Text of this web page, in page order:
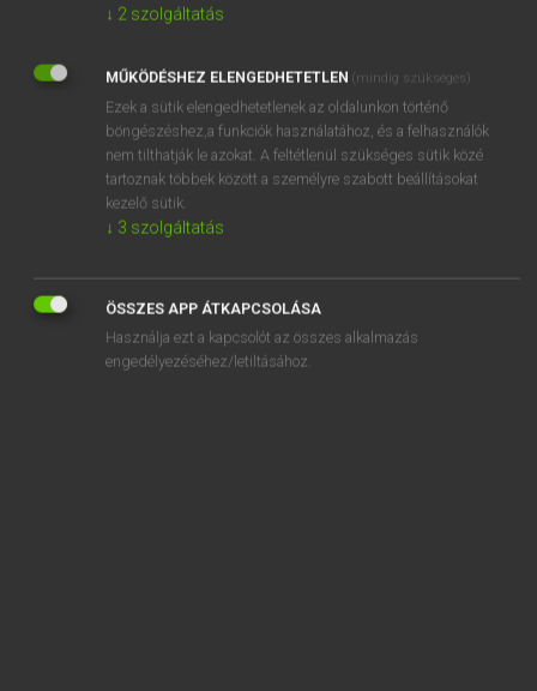
SZOTAR.NET APPLIKÁCIÓ
ONLINE NYELVVIZSGA
↓ 2 szolgáltatás
MŰKÖDÉSHEZ ELENGEDHETETLEN (mindig szükséges)
Ezek a sütik elengedhetetlenek az oldalunkon történő
böngészéshez,a funkciók használatához, és a felhasználók
nem tilthatják le azokat. A feltétlenül szükséges sütik közé
tartoznak többek között a személyre szabott beállításokat
kezelő sütik.
↓ 3 szolgáltatás
ÖSSZES APP ÁTKAPCSOLÁSA
Használja ezt a kapcsolót az összes alkalmazás
engedélyezéséhez/letiltásához.